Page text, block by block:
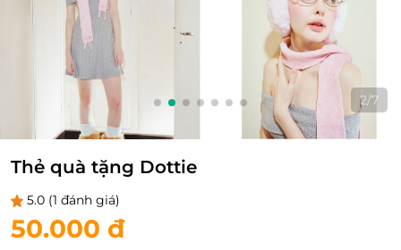
2/7
Thẻ quà tặng Dottie
5.0 (1 đánh giá)
50.000 đ